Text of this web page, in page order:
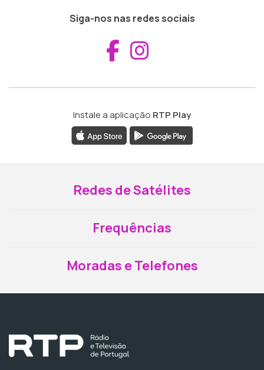
Siga-nos nas redes sociais
Aceder ao
Instale a aplicação RTP Play
Redes de Satélites
Frequências
Moradas e Telefones